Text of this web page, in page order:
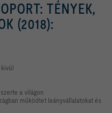
TÉNYEK,
(2018):
a világon
működtet leányvállalatokat és